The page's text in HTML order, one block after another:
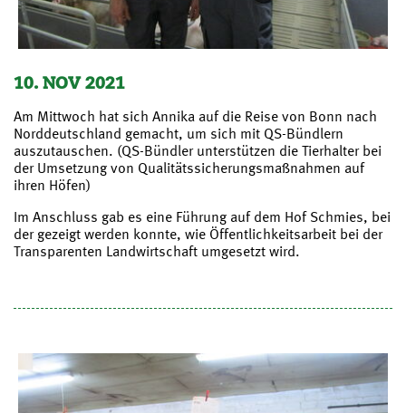
10. NOV 2021
Am Mittwoch hat sich Annika auf die Reise von Bonn nach
Norddeutschland gemacht, um sich mit QS-Bündlern
auszutauschen. (QS-Bündler unterstützen die Tierhalter bei
der Umsetzung von Qualitätssicherungsmaßnahmen auf
ihren Höfen)
Im Anschluss gab es eine Führung auf dem Hof Schmies, bei
der gezeigt werden konnte, wie Öffentlichkeitsarbeit bei der
Transparenten Landwirtschaft umgesetzt wird.